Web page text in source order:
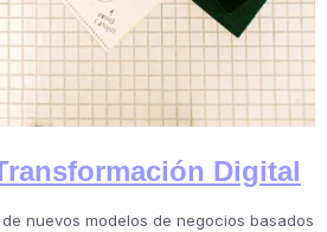
Digital
nuevos modelos de negocios basados